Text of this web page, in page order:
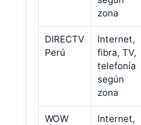
zona
DIRECTV
Perú
Internet,
fibra, TV,
telefonía
según
zona
WOW
Internet,